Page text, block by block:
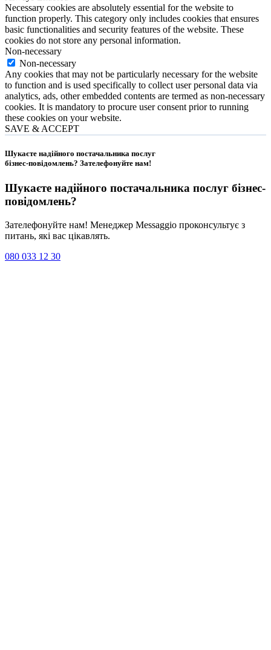
Necessary cookies are absolutely essential for the website to
function properly. This category only includes cookies that ensures
basic functionalities and security features of the website. These
cookies do not store any personal information.
Non-necessary
Non-necessary
Any cookies that may not be particularly necessary for the website
to function and is used specifically to collect user personal data via
analytics, ads, other embedded contents are termed as non-necessary
cookies. It is mandatory to procure user consent prior to running
these cookies on your website.
SAVE & ACCEPT
Шукаєте надійного постачальника послуг
бізнес-повідомлень? Зателефонуйте нам!
Шукаєте надійного постачальника послуг бізнес-
повідомлень?
Зателефонуйте нам! Менеджер Messaggio проконсультує з
питань, які вас цікавлять.
080 033 12 30